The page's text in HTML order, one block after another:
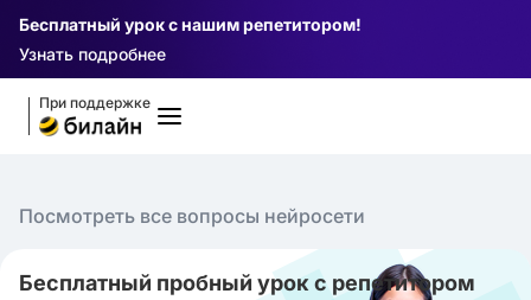
Бесплатный урок с нашим репетитором!
Узнать подробнее
При поддержке
Посмотреть все вопросы нейросети
Бесплатный пробный урок с репетитором